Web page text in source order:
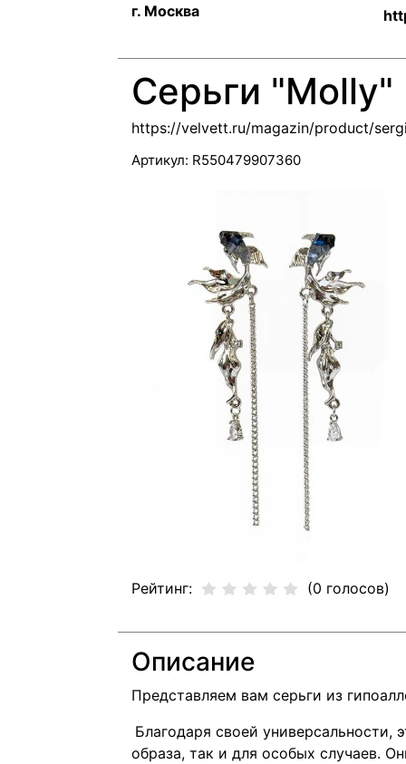
г. Москва
Серьги "Molly"
https://velvett.ru/magazin/product/
Артикул: R550479907360
Рейтинг: (0 голосов)
Описание
Представляем вам серьги из
Благодаря своей универсальности,
образа, так и для особых случаев.